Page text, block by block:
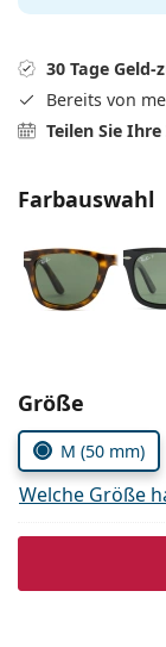
Alle Marken
Prada
Alle Marken
30 Tage
Bereits von
Teilen Sie
Farbauswahl
Parameter
Größe
M (50 mm)
Welche Größe